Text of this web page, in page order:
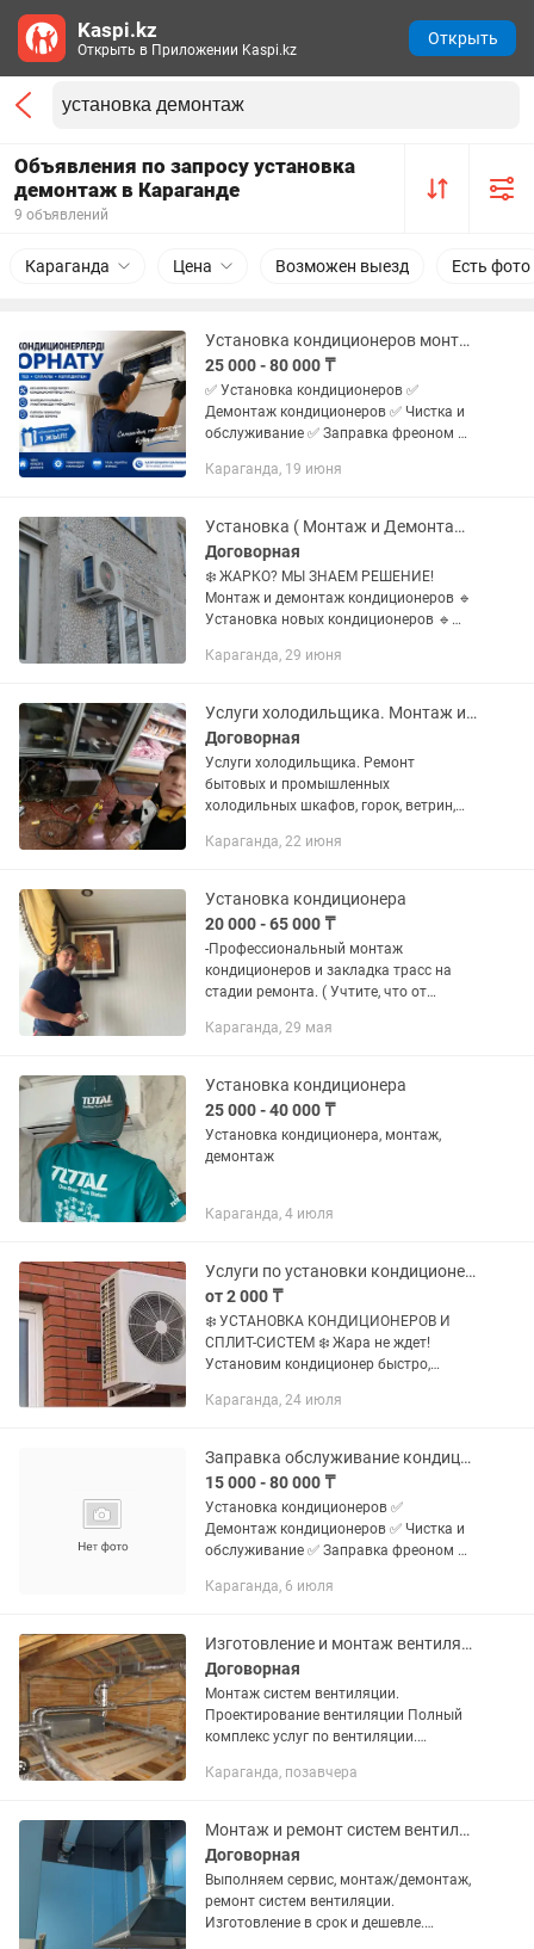
Объявления по запросу установка
демонтаж в Караганде
9 объявлений
Караганда Цена Возможен выезд Есть фото
Установка кондиционеров монтаж демонтаж ремонт обслуживание кондиционеров
25 000 - 80 000 ₸
✅ Установка кондиционеров ✅
Демонтаж кондиционеров ✅ Чистка и
обслуживание ✅ Заправка фреоном ✅
Ремонт кондиционеров
Караганда, 19 июня
Установка ( Монтаж и Демонтаж ) Кондиционеров
Договорная
❄️ ЖАРКО? МЫ ЗНАЕМ РЕШЕНИЕ!
Монтаж и демонтаж кондиционеров 🔹
Установка новых кондиционеров 🔹
на другое место 🔹 Обслуживание и
Караганда, 29 июня
Услуги холодильщика. Монтаж и демонтаж кондиционеров и вентиляции.
Договорная
Услуги холодильщика. Ремонт
бытовых и промышленных
холодильных шкафов, горок, ветрин,
обслуживание центральных
Сотрудники проходили обучение за...
Караганда, 22 июня
Установка кондиционера
20 000 - 65 000 ₸
-Профессиональный монтаж
кондиционеров и закладка трасс на
стадии ремонта. ( Учтите, что от
дальнейшая работа вашего
множество...
Караганда, 29 мая
Установка кондиционера
25 000 - 40 000 ₸
Установка кондиционера, монтаж,
демонтаж
Караганда, 4 июля
Услуги по установки кондиционеров
от 2 000 ₸
❄️ УСТАНОВКА КОНДИЦИОНЕРОВ И
СПЛИТ-СИСТЕМ ❄️ Жара не ждет!
Установим кондиционер быстро,
вашем доме или офисе всегда была
Караганда, 24 июля
Заправка обслуживание кондиционеров
15 000 - 80 000 ₸
Установка кондиционеров ✅
Демонтаж кондиционеров ✅ Чистка и
обслуживание ✅ Заправка фреоном ✅
Ремонт кондиционеров
Караганда, 6 июля
Изготовление и монтаж вентиляции. Вентиляция.
Договорная
Монтаж систем вентиляции.
Пpоeктирoвание вентиляции Полный
комплекс услуг по вeнтиляции.
масштаба - от крупных проектов до
на материалы,...
Караганда, позавчера
Монтаж и ремонт систем вентиляции
Договорная
Выполняем сервис, монтаж/демонтаж,
ремонт систем вентиляции.
Изготовление в срок и дешевле.
Kaspi.kz
Открыть в Приложении Kaspi.kz
Открыть